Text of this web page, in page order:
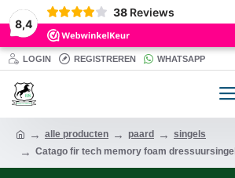
8,4
38 Reviews
LOGIN REGISTREREN WHATSAPP
alle producten paard
singels
Catago fir tech memory foam dressuursingel